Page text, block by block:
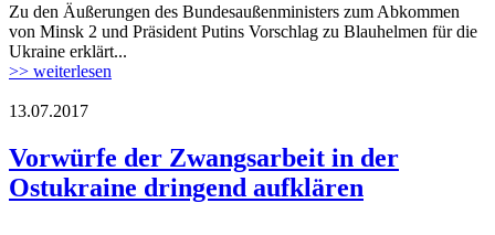
Zu den Äußerungen des Bundesaußenministers zum Abkommen
von Minsk 2 und Präsident Putins Vorschlag zu Blauhelmen für die
Ukraine erklärt...
>> weiterlesen
13.07.2017
Vorwürfe der Zwangsarbeit in der
Ostukraine dringend aufklären